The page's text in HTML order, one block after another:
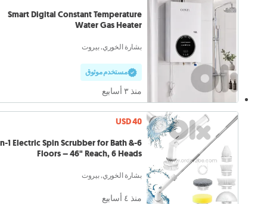
Smart Digital Constant Temperature
Water Gas Heater
بشارة الخوري, بيروت
مستخدم موثوق
منذ ٣ أسابيع
USD 40
in-1 Electric Spin Scrubber for Bath &
Floors – 46" Reach, 6 Heads
بشارة الخوري, بيروت
منذ ٤ أسابيع